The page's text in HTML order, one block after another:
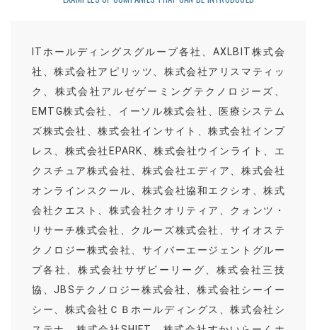
ITホールディングスグループ各社、AXLBIT株式会
社、株式会社アピリッツ、株式会社アリスマティッ
ク、株式会社アルゼゲーミングテクノロジーズ、
EMTG株式会社、イーソル株式会社、医療システム
ズ株式会社、株式会社インサイト、株式会社インプ
レス、株式会社EPARK、株式会社ウインライト、エ
クスチュア株式会社、株式会社エディア、株式会社
オンラインスクール、株式会社協和エクシオ、株式
会社クエスト、株式会社クオリティア、クォンツ・
リサーチ株式会社、クルーズ株式会社、サイオステ
クノロジー株式会社、サイバーエージェントグルー
プ各社、株式会社サザビーリーグ、株式会社三技
協、JBSテクノロジー株式会社、株式会社シーイー
シー、株式会社ＣＢホールディングス、株式会社シ